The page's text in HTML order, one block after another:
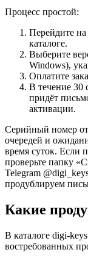
Процесс простой:
Перейдите
каталоге.
Выберите
Windows),
Оплатите
В течение 30
придёт
активации.
Серийный номер
очередей и
время суток. Если
проверьте папку
Telegram
продублируем
Какие
В каталоге digi-
востребованных